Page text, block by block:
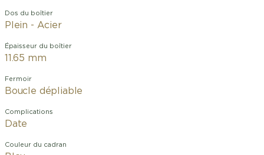
Dos du boîtier
Plein - Acier
Épaisseur du boîtier
11.65 mm
Fermoir
Boucle dépliable
Complications
Date
Couleur du cadran